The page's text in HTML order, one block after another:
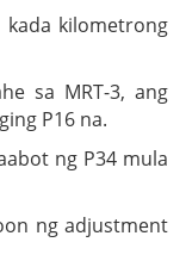
kada kilometrong
sa MRT-3, ang
P16 na.
ng P34 mula
ng adjustment